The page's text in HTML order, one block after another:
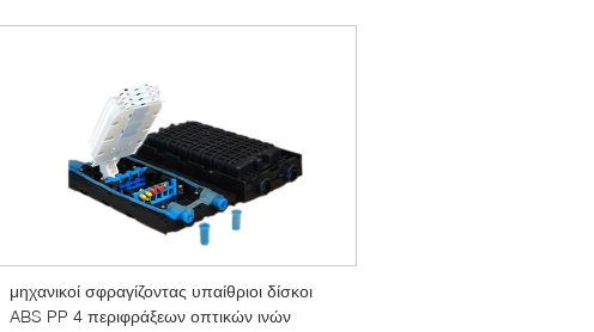
μηχανικοί σφραγίζοντας υπαίθριοι δίσκοι
ABS PP 4 περιφράξεων οπτικών ινών